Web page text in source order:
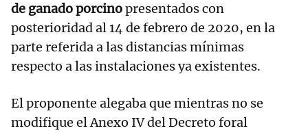
de ganado porcinopresentados con
posterioridad al 14 de febrero de 2020, en la
parte referida a las distancias mínimas
respecto a las instalaciones ya existentes.
El proponente alegaba que mientras no se
modifique el Anexo IV del Decreto foral